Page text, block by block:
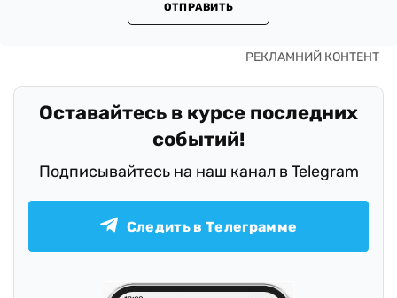
ОТПРАВИТЬ
Оставайтесь в курсе последних
событий!
Подписывайтесь на наш канал в Telegram
Следить в Телеграмме